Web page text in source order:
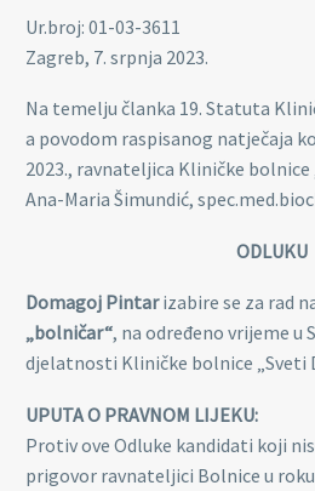
Ur.broj: 01-03-3611
Zagreb, 7. srpnja 2023.
Na temelju članka 19. Statuta
a povodom raspisanog natječaja
2023., ravnateljica Kliničke bolnice
Ana-Maria Šimundić,
ODLUKU
Domagoj Pintarizabire se za rad
„bolničar“, na određeno vrijeme u
djelatnosti Kliničke bolnice „Sveti
UPUTA O PRAVNOM LIJEKU:
Protiv ove Odluke kandidati koji
prigovor ravnateljici Bolnice u roku